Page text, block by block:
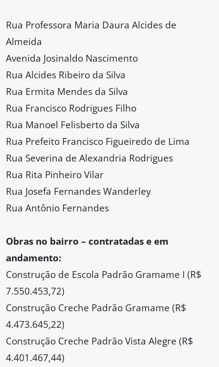
Rua Professora Maria Daura Alcides de
Almeida
Avenida Josinaldo Nascimento
Rua Alcides Ribeiro da Silva
Rua Ermita Mendes da Silva
Rua Francisco Rodrigues Filho
Rua Manoel Felisberto da Silva
Rua Prefeito Francisco Figueiredo de Lima
Rua Severina de Alexandria Rodrigues
Rua Rita Pinheiro Vilar
Rua Josefa Fernandes Wanderley
Rua Antônio Fernandes
Obras no bairro – contratadas e em
andamento:
Construção de Escola Padrão Gramame I (R$
7.550.453,72)
Construção Creche Padrão Gramame (R$
4.473.645,22)
Construção Creche Padrão Vista Alegre (R$
4.401.467,44)